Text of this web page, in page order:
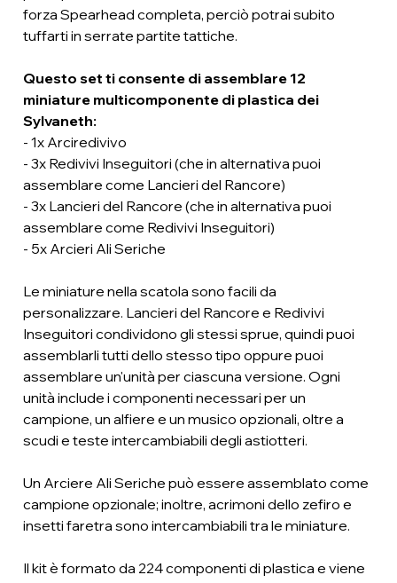
forza Spearhead completa, perciò potrai subito
tuffarti in serrate partite tattiche.
Questo set ti consente di assemblare 12
miniature multicomponente di plastica dei
Sylvaneth:
- 1x Arciredivivo
- 3x Redivivi Inseguitori (che in alternativa puoi
assemblare come Lancieri del Rancore)
- 3x Lancieri del Rancore (che in alternativa puoi
assemblare come Redivivi Inseguitori)
- 5x Arcieri Ali Seriche
Le miniature nella scatola sono facili da
personalizzare. Lancieri del Rancore e Redivivi
Inseguitori condividono gli stessi sprue, quindi puoi
assemblarli tutti dello stesso tipo oppure puoi
assemblare un'unità per ciascuna versione. Ogni
unità include i componenti necessari per un
campione, un alfiere e un musico opzionali, oltre a
scudi e teste intercambiabili degli astiotteri.
Un Arciere Ali Seriche può essere assemblato come
campione opzionale; inoltre, acrimoni dello zefiro e
insetti faretra sono intercambiabili tra le miniature.
Il kit è formato da 224 componenti di plastica e viene